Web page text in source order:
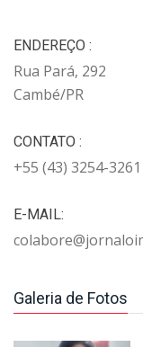
ENDEREÇO :
Rua Pará, 292
Cambé/PR
CONTATO :
+55 (43) 3254-3261
E-MAIL:
Galeria de Fotos